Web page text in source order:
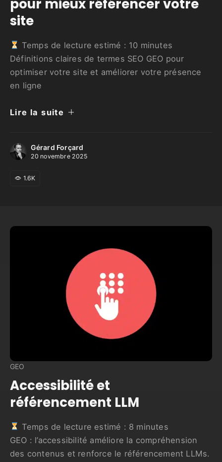
pour mieux référencer votre
site
Temps de lecture estimé : 10 minutes
Définitions claires de termes SEO GEO pour
optimiser votre site et améliorer votre présence
en ligne
Lire la suite
Gérard Forçard
20 novembre 2025
1.6K
GEO
Accessibilité et
référencement LLM
Temps de lecture estimé : 8 minutes
GEO : l’accessibilité améliore la compréhension
des contenus et renforce le référencement LLMs.